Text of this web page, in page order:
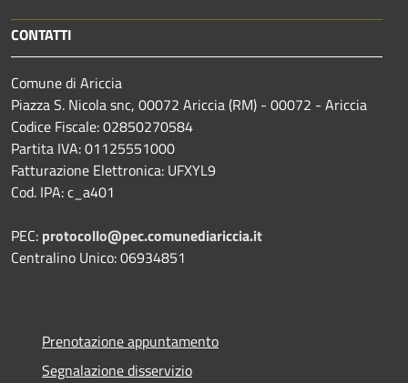
CONTATTI
Comune di Ariccia
Piazza S. Nicola snc, 00072 Ariccia (RM) - 00072 - Ariccia
Codice Fiscale: 02850270584
Partita IVA: 01125551000
Fatturazione Elettronica: UFXYL9
Cod. IPA: c_a401
PEC: protocollo@pec.comunediariccia.it
Centralino Unico: 06934851
Prenotazione appuntamento
Segnalazione disservizio